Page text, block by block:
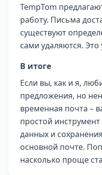
TempTom
работу. Письма
существуют
сами удаляются.
В итоге
Если вы, как и я,
предложения, но
временная почта –
простой
данных и
основной почте.
насколько проще